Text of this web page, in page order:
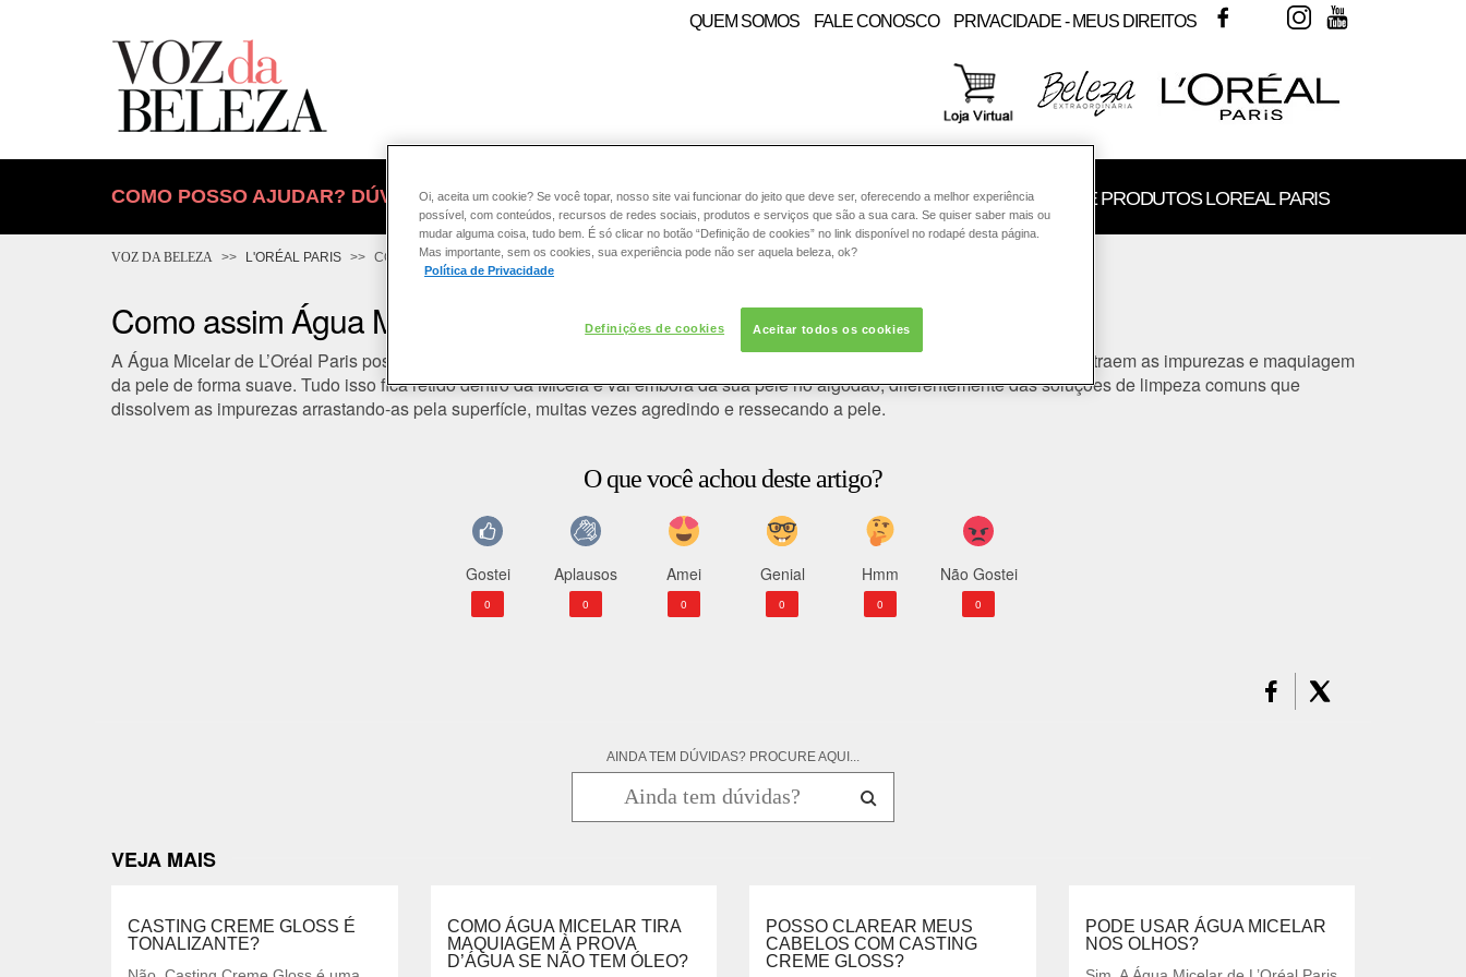
QUEM SOMOS FALE CONOSCO PRIVACIDADE - MEUS DIREITOS FACEBOOKTWITTERINSTAGRAM
COMO POSSO AJUDAR? DÚVIDAS SOBRE: PELE COLORAÇÃO CABELO SOLAR CONSULTORIA DE PRODUTOS LOREAL PARIS
VOZ DA BELEZA L'ORÉAL PARIS CONSULTORIA DE PRODUTOS LOREAL PARIS
Como assim Água Micelar funciona como um ímã?
A Água Micelar de L’Oréal Paris possui moléculas chamadas micelas. As micelas têm uma ação semelhante à dos ímãs, pois atraem as impurezas e maquiagem
da pele de forma suave. Tudo isso fica retido dentro da Micela e vai embora da sua pele no algodão, diferentemente das soluções de limpeza comuns que
dissolvem as impurezas arrastando-as pela superfície, muitas vezes agredindo e ressecando a pele.
O que você achou deste artigo?
Gostei
0
Aplausos
0
Amei
0
Genial
0
Hmm
0
Não Gostei
0
AINDA TEM DÚVIDAS? PROCURE AQUI...
VEJA MAIS
CASTING CREME GLOSS É
TONALIZANTE?
COMO ÁGUA MICELAR TIRA
MAQUIAGEM À PROVA
D’ÁGUA SE NÃO TEM ÓLEO?
POSSO CLAREAR MEUS
CABELOS COM CASTING
CREME GLOSS?
PODE USAR ÁGUA MICELAR
NOS OLHOS?
Oi, aceita um cookie? Se você topar, nosso site vai funcionar do jeito que deve ser, oferecendo a melhor experiência
possível, com conteúdos, recursos de redes sociais, produtos e serviços que são a sua cara. Se quiser saber mais ou
mudar alguma coisa, tudo bem. É só clicar no botão “Definição de cookies” no link disponível no rodapé desta página.
Mas importante, sem os cookies, sua experiência pode não ser aquela beleza, ok?
Política de Privacidade
Definições de cookies Aceitar todos os cookies